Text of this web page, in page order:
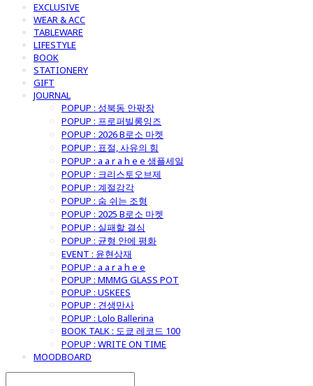
EXCLUSIVE
WEAR & ACC
TABLEWARE
LIFESTYLE
BOOK
STATIONERY
GIFT
JOURNAL
POPUP : 성북동 안팎장
POPUP : 프로퍼빌롱잉즈
POPUP : 2026 B로소 마켓
POPUP : 표절, 사유의 힘
POPUP : a a r a h e e 샘플세일
POPUP : 크리스토오브제
POPUP : 계절감각
POPUP : 숨 쉬는 조형
POPUP : 2025 B로소 마켓
POPUP : 실패할 결심
POPUP : 균형 안에 평화
EVENT : 윤현상재
POPUP : a a r a h e e
POPUP : MMMG GLASS POT
POPUP : USKEES
POPUP : 견생만사
POPUP : Lolo Ballerina
BOOK TALK : 도쿄 레코드 100
POPUP : WRITE ON TIME
MOODBOARD